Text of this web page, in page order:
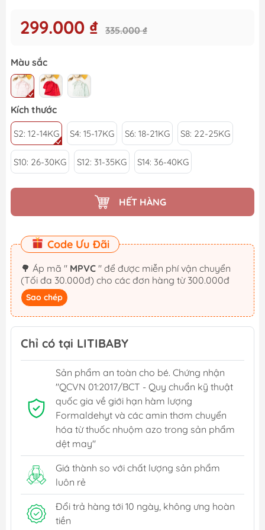
299.000 ₫ 335.000 ₫
Màu sắc
Kích thước
S2: 12-14KG S4: 15-17KG S6: 18-21KG S8: 22-25KG
S10: 26-30KG S12: 31-35KG S14: 36-40KG
HẾT HÀNG
Code Ưu Đãi
🌳 Áp mã " MPVC " để được miễn phí vận chuyển
(Tối đa 30.000đ) cho các đơn hàng từ 300.000đ
Sao chép
Chỉ có tại LITIBABY
Sản phẩm an toàn cho bé. Chứng nhận
"QCVN 01:2017/BCT - Quy chuẩn kỹ thuật
quốc gia về giới hạn hàm lượng
Formaldehyt và các amin thơm chuyển
hóa từ thuốc nhuộm azo trong sản phẩm
dệt may"
Giá thành so với chất lượng sản phẩm
luôn rẻ
Đổi trả hàng tới 10 ngày, không ưng hoàn
tiền